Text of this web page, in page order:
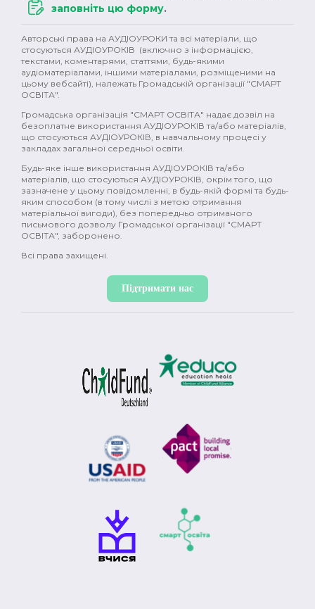
заповніть цю форму.
Авторські права на АУДІОУРОКИ та всі матеріали, що
стосуються АУДІОУРОКІВ (включно з інформацією,
текстами, коментарями, статтями, будь-якими
аудіоматеріалами, іншими матеріалами, розміщеними на
цьому вебсайті), належать Громадській організації "СМАРТ
ОСВІТА".
Громадська організація "СМАРТ ОСВІТА" надає дозвіл на
безоплатне використання АУДІОУРОКІВ та/або матеріалів,
що стосуються АУДІОУРОКІВ, в навчальному процесі у
закладах загальної середньої освіти.
Будь-яке інше використання АУДІОУРОКІВ та/або
матеріалів, що стосуються АУДІОУРОКІВ, окрім того, що
зазначене у цьому повідомленні, в будь-якій формі та будь-
яким способом (в тому числі з метою отримання
матеріальної вигоди), без попередньо отриманого
письмового дозволу Громадської організації "СМАРТ
ОСВІТА", заборонено.
Всі права захищені.
Підтримати нас